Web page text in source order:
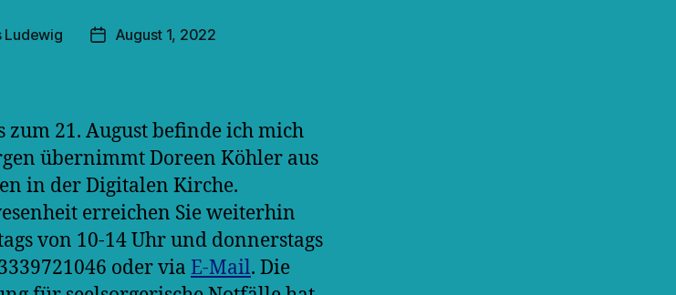
Ludewig Veröffentlichungsdatum
August 1, 2022
zum 21. August befinde ich mich
übernimmt Doreen Köhler aus
in der Digitalen Kirche.
erreichen Sie weiterhin
von 10-14 Uhr und donnerstags
oder via E-Mail. Die